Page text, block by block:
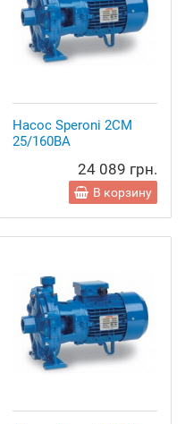
Насос Speroni 2CM
25/160BA
24 089 грн.
В корзину